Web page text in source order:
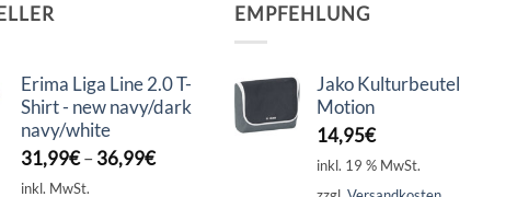
Erima Liga Line 2.0 T-
Shirt - new navy/dark
navy/white
31,99€– 36,99€
inkl. MwSt.
EMPFEHLUNG
Jako Kulturbeutel
Motion
14,95€
inkl. 19 % MwSt.